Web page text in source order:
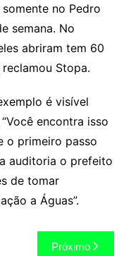
no Pedro
semana. No
abriram tem 60
Stopa.
é visível
encontra isso
o primeiro passo
auditoria o prefeito
de tomar
a Águas”.
Próximo